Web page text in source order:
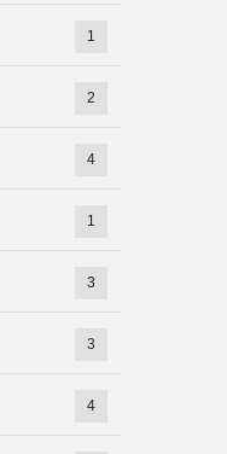
1
2
4
1
3
3
4